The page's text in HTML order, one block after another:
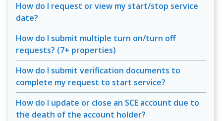
How do I request or view my start/stop service
date?
How do I submit multiple turn on/turn off
requests? (7+ properties)
How do I submit verification documents to
complete my request to start service?
How do I update or close an SCE account due to
the death of the account holder?